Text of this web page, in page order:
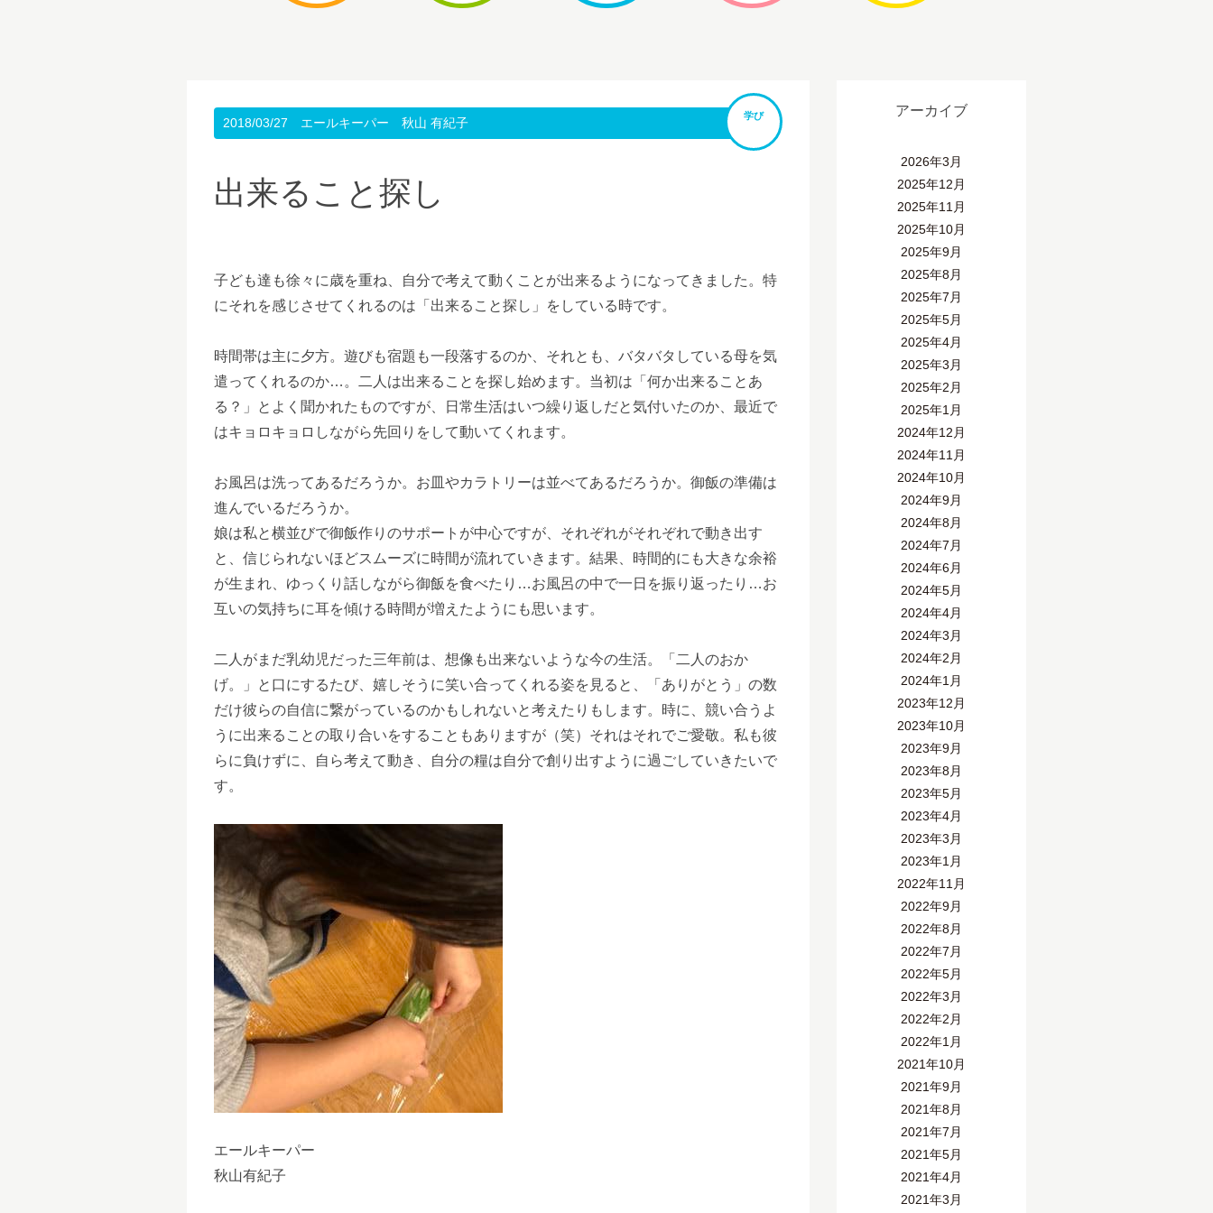
2018/03/27 エールキーパー 秋山 有紀子 学び
出来ること探し
子ども達も徐々に歳を重ね、自分で考えて動くことが出来るようになってきました。特
にそれを感じさせてくれるのは「出来ること探し」をしている時です。
時間帯は主に夕方。遊びも宿題も一段落するのか、それとも、バタバタしている母を気
遣ってくれるのか…。二人は出来ることを探し始めます。当初は「何か出来ることあ
る？」とよく聞かれたものですが、日常生活はいつ繰り返しだと気付いたのか、最近で
はキョロキョロしながら先回りをして動いてくれます。
お風呂は洗ってあるだろうか。お皿やカラトリーは並べてあるだろうか。御飯の準備は
進んでいるだろうか。
娘は私と横並びで御飯作りのサポートが中心ですが、それぞれがそれぞれで動き出す
と、信じられないほどスムーズに時間が流れていきます。結果、時間的にも大きな余裕
が生まれ、ゆっくり話しながら御飯を食べたり…お風呂の中で一日を振り返ったり…お
互いの気持ちに耳を傾ける時間が増えたようにも思います。
二人がまだ乳幼児だった三年前は、想像も出来ないような今の生活。「二人のおか
げ。」と口にするたび、嬉しそうに笑い合ってくれる姿を見ると、「ありがとう」の数
だけ彼らの自信に繋がっているのかもしれないと考えたりもします。時に、競い合うよ
うに出来ることの取り合いをすることもありますが（笑）それはそれでご愛敬。私も彼
らに負けずに、自ら考えて動き、自分の糧は自分で創り出すように過ごしていきたいで
す。
エールキーパー
秋山有紀子
アーカイブ
2026年3月
2025年12月
2025年11月
2025年10月
2025年9月
2025年8月
2025年7月
2025年5月
2025年4月
2025年3月
2025年2月
2025年1月
2024年12月
2024年11月
2024年10月
2024年9月
2024年8月
2024年7月
2024年6月
2024年5月
2024年4月
2024年3月
2024年2月
2024年1月
2023年12月
2023年10月
2023年9月
2023年8月
2023年5月
2023年4月
2023年3月
2023年1月
2022年11月
2022年9月
2022年8月
2022年7月
2022年5月
2022年3月
2022年2月
2022年1月
2021年10月
2021年9月
2021年8月
2021年7月
2021年5月
2021年4月
2021年3月